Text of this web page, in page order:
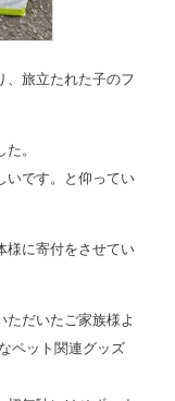
、旅立たれた子のフ
。
いです。と仰ってい
様に寄付をさせてい
だいたご家族様よ
ペット関連グッズ